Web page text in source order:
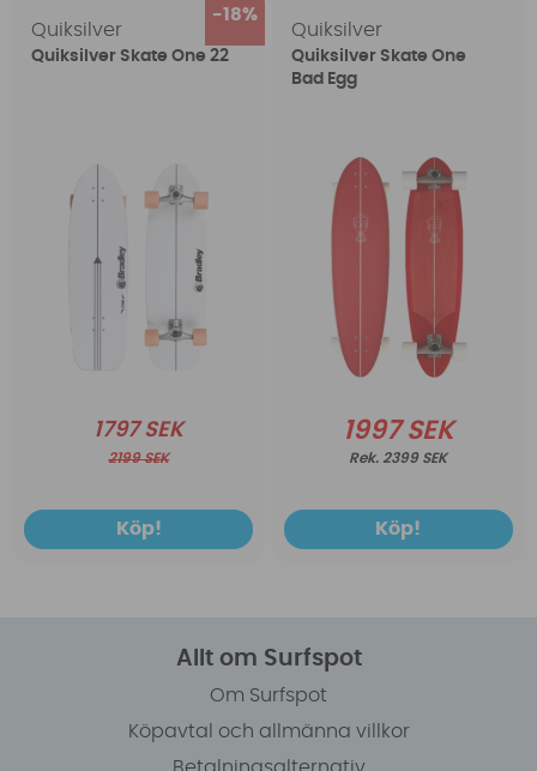
Quiksilver
Quiksilver Skate One 22
18
1797 SEK
2199 SEK
Köp!
Quiksilver
Quiksilver Skate One
Bad Egg
1997 SEK
2399 SEK
Köp!
Allt om Surfspot
Om Surfspot
Köpavtal och allmänna villkor